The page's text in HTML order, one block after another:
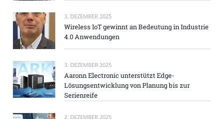
3. DEZEMBER 2025
Wireless IoT gewinnt an Bedeutung in Industrie
4.0 Anwendungen
3. DEZEMBER 2025
Aaronn Electronic unterstützt Edge-
Lösungsentwicklung von Planung bis zur
Serienreife
2. DEZEMBER 2025